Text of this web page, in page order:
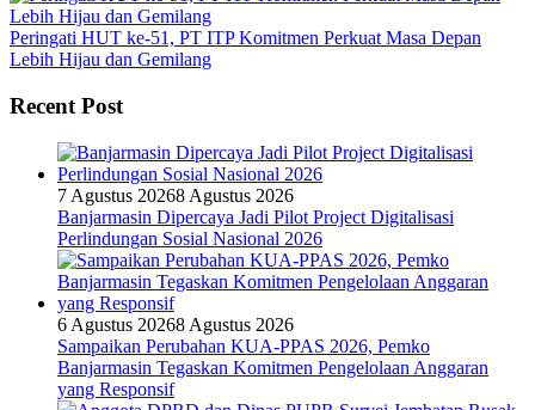
Peringati HUT ke-51, PT ITP Komitmen Perkuat Masa Depan
Lebih Hijau dan Gemilang
Recent Post
7 Agustus 20268 Agustus 2026
Banjarmasin Dipercaya Jadi Pilot Project Digitalisasi
Perlindungan Sosial Nasional 2026
6 Agustus 20268 Agustus 2026
Sampaikan Perubahan KUA-PPAS 2026, Pemko
Banjarmasin Tegaskan Komitmen Pengelolaan Anggaran
yang Responsif